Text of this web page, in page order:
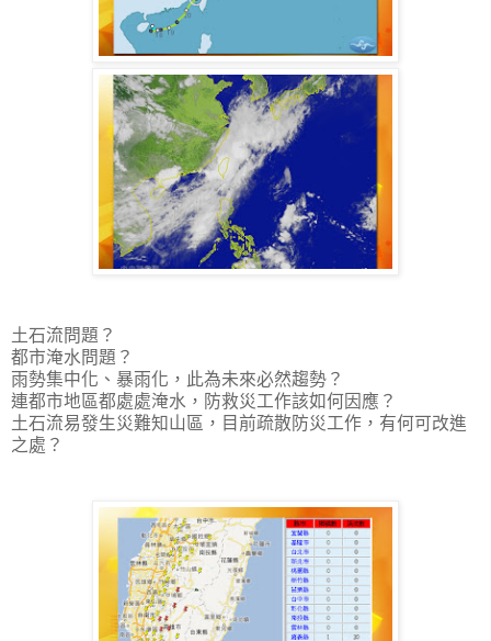
土石流問題？
都市淹水問題？
雨勢集中化、暴雨化，此為未來必然趨勢？
連都市地區都處處淹水，防救災工作該如何因應？
土石流易發生災難知山區，目前疏散防災工作，有何可改進
之處？